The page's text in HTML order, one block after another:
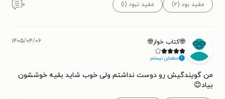
مفید بود (۲) مفید نبود (۱) ۰
🤓کتاب خوار🤓
مطمئن نیستم.
۱۴۰۵/۰۴/۰۶
من گویندگیش رو دوست نداشتم ولی خوب شاید بقیه خوششون
بیاد😊